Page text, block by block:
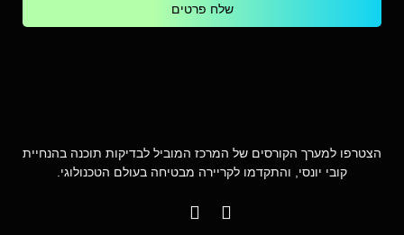
שלח פרטים
הצטרפו למערך הקורסים של המרכז המוביל לבדיקות תוכנה בהנחיית
קובי יונסי, והתקדמו לקריירה מבטיחה בעולם הטכנולוגי.